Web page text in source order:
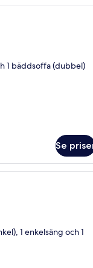
inredning i husbilen
1 bäddsoffa (dubbel)
Se
med en
1 enkelsäng och 1